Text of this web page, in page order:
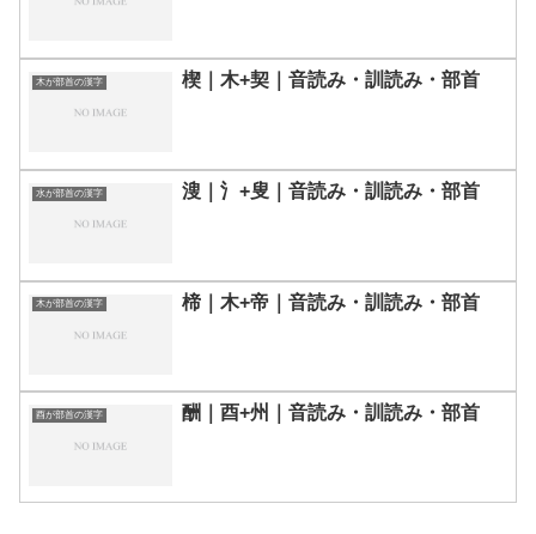
木が部首の漢字 楔｜木+契｜音読み・訓読み・部首
水が部首の漢字 溲｜氵+叟｜音読み・訓読み・部首
木が部首の漢字 楴｜木+帝｜音読み・訓読み・部首
酉が部首の漢字 酬｜酉+州｜音読み・訓読み・部首